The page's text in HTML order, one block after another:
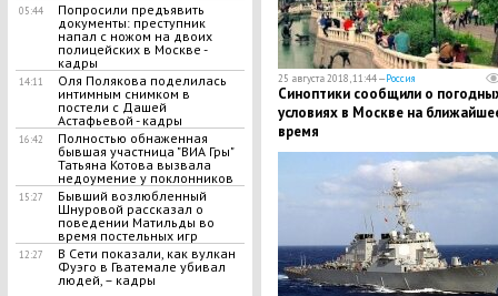
05:44
Попросили предъявить
документы: преступник
напал с ножом на двоих
полицейских в Москве -
кадры
14:11
Оля Полякова поделилась
интимным снимком в
постели с Дашей
Астафьевой - кадры
16:42
Полностью обнаженная
бывшая участница "ВИА Гры"
Татьяна Котова вызвала
недоумение у поклонников
15:27
Бывший возлюбленный
Шнуровой рассказал о
поведении Матильды во
время постельных игр
12:27
В Сети показали, как вулкан
Фуэго в Гватемале убивал
людей, – кадры
25 августа 2018, 11:44 —Россия
​Синоптики сообщили о
условиях в Москве на
время